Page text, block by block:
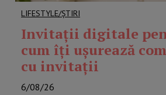
LIFESTYLE/ȘTIRI
Invitații digitale
cum îți ușurează
cu invitații
6/08/26